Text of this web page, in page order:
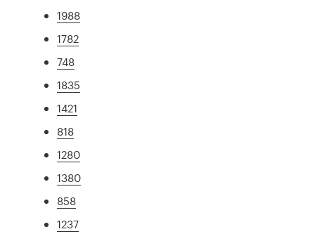
1988
1782
748
1835
1421
818
1280
1380
858
1237